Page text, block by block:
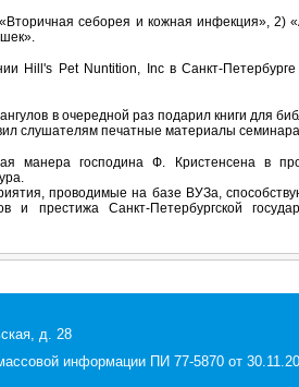
себорея и кожная инфекция», 2)
Hill's Pet Nuntition, Inc в Санкт-
в очередной раз подарил книги для
слушателям печатные материалы
манера господина Ф. Кристенсена в
проводимые на базе ВУЗа,
и престижа Санкт-Петербургской
д. 28
информации ПИ 77-5870 от